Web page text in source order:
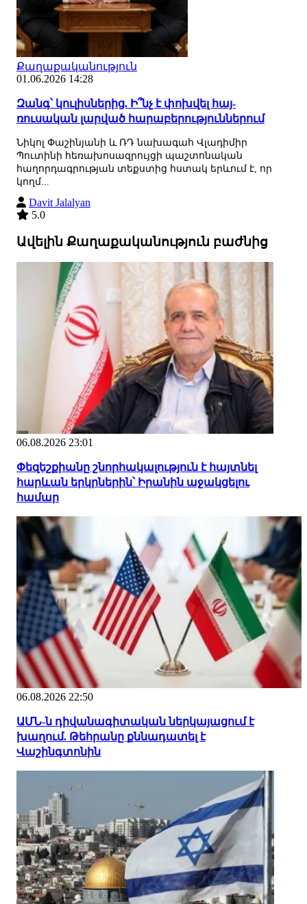
Քաղաքականություն
01.06.2026 14:28
Զանգ՝ կուլիսներից. Ի՞նչ է փոխվել հայ-
ռուսական լարված հարաբերություններում
Նիկոլ Փաշինյանի և ՌԴ նախագահ Վլադիմիր
Պուտինի հեռախոսազրույցի պաշտոնական
հաղորդագրության տեքստից հստակ երևում է, որ
կողմ...
Davit Jalalyan
5.0
Ավելին Քաղաքականություն բաժնից
06.08.2026 23:01
Փեզեշքիանը շնորհակալություն է հայտնել
հարևան երկրներին՝ Իրանին աջակցելու
համար
06.08.2026 22:50
ԱՄՆ-ն դիվանագիտական ներկայացում է
խաղում. Թեհրանը քննադատել է
Վաշինգտոնին